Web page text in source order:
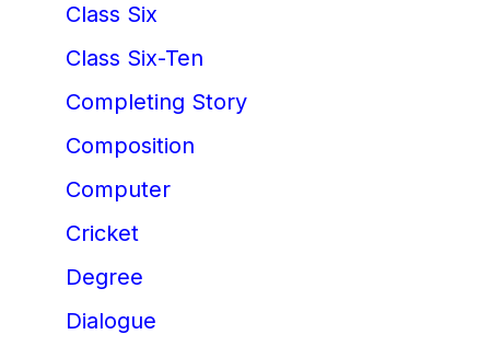
Class Six
Class Six-Ten
Completing Story
Composition
Computer
Cricket
Degree
Dialogue